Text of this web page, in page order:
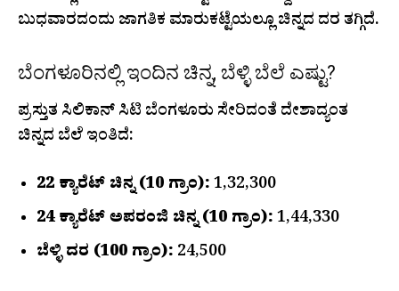
ಬುಧವಾರದಂದು ಜಾಗತಿಕ ಮಾರುಕಟ್ಟೆಯಲ್ಲೂ ಚಿನ್ನದ ದರ ತಗ್ಗಿದೆ.
ಬೆಂಗಳೂರಿನಲ್ಲಿ ಇಂದಿನ ಚಿನ್ನ, ಬೆಳ್ಳಿ ಬೆಲೆ ಎಷ್ಟು?
ಪ್ರಸ್ತುತ ಸಿಲಿಕಾನ್ ಸಿಟಿ ಬೆಂಗಳೂರು ಸೇರಿದಂತೆ ದೇಶಾದ್ಯಂತ
ಚಿನ್ನದ ಬೆಲೆ ಇಂತಿದೆ:
22 ಕ್ಯಾರೆಟ್ ಚಿನ್ನ (10 ಗ್ರಾಂ):₹1,32,300
24 ಕ್ಯಾರೆಟ್ ಅಪರಂಜಿ ಚಿನ್ನ (10 ಗ್ರಾಂ):₹1,44,330
ಬೆಳ್ಳಿ ದರ (100 ಗ್ರಾಂ): ₹24,500